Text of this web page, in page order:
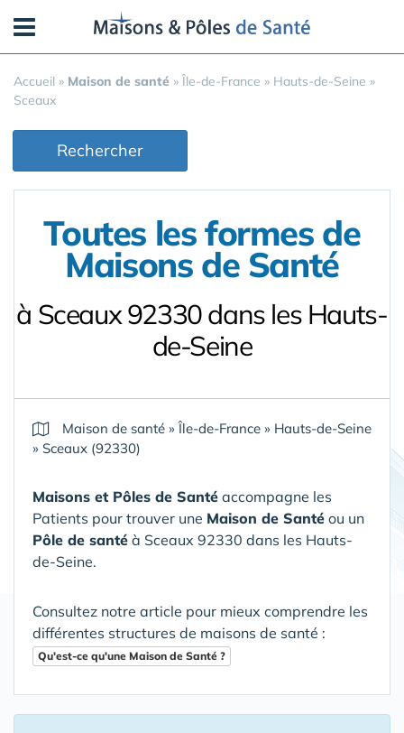
Accueil » Maison de santé » Île-de-France » Hauts-de-Seine »
Sceaux
Rechercher
Toutes les formes de
Maisons de Santé
à Sceaux 92330 dans les Hauts-
de-Seine
Maison de santé »Île-de-France » Hauts-de-Seine
» Sceaux (92330)
Maisons et Pôles de Santé accompagne les
Patients pour trouver une Maison de Santé ou un
Pôle de santé à Sceaux 92330 dans les Hauts-
de-Seine.
Consultez notre article pour mieux comprendre les
différentes structures de maisons de santé :
Qu'est-ce qu'une Maison de Santé ?
Panneau de gestion des cookies